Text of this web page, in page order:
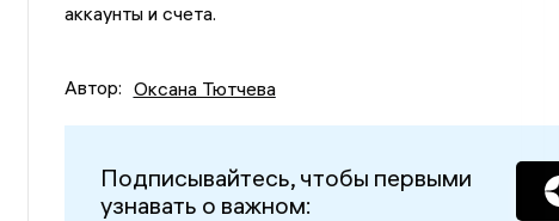
аккаунты и счета.
Автор: Оксана Тютчева
Подписывайтесь, чтобы первыми
узнавать о важном: